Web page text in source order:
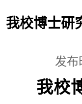
我校博士研
发布
我校